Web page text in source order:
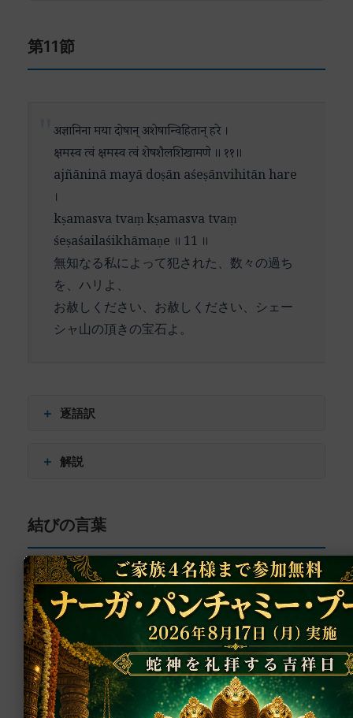
が、人間存在の最も深い次元に根ざしていること
を暗示しているのかもしれません。
を超えて、普遍的な精神性の探求へと私たちを導
いています。それは、日常の喧騒を超えて、魂の
真の故郷を求める永遠の旅路を象徴しています。
पदाम्भोज (padāmbhoja) – 蓮の御足
आगत्य (āgatya) – 来て
सेवां (sevāṃ) – 奉仕を
करोमि (karomi) – 私は行う
सेवया (sevayā) – 奉仕によって
नित्य (nitya) – 永遠の
सेवा (sevā) – 奉仕の
फलं (phalaṃ) – 果報を
प्रयच्छ प्रयच्छ (prayaccha prayaccha) – 与えたまえ
（重複）
प्रभो (prabho) – 主よ
て、帰依者の切実な願いを表現しています。特に
注目すべきは、物理的な距離と精神的な近接性と
「遠方より」という言葉は、単なる地理的な距離
を超えて、魂が神との合一を求めて行う精神的な
巡礼の象徴として理解できます。「蓮の御足」と
です。蓮は泥の中から清浄な花を咲かせることか
ら、物質世界を超越した神聖さを表しています。
この詩節で特徴的なのは、「たった一度の奉仕」
と「永遠の奉仕の果報」という、一見矛盾する概
念の対比です。これは、神の無限の慈悲を示唆し
ています。誠実な帰依者の一瞬の真摯な奉仕が、
しは、前節の調子を受け継ぎながら、さらに切実
く、魂の深みから湧き上がる切なる願いの表現で
この詩節は、物理的な制約を超えて神との一体性
を求める魂の普遍的な渇望を描いています。それ
は、時空を超えた精神的な結びつきの可能性を示
唆し、現代を生きる私たちにも深い示唆を与えて
います。
距離や時間の制約を超えて、一瞬の真摯な祈りが
永遠の価値を持ちうるという洞察は、日常に追わ
れる現代人の心にも、深い慰めと希望をもたらす
ものではないでしょうか。
第11節
अज्ञानिना मया दोषान् अशेषान्विहितान् हरे ।
क्षमस्व त्वं क्षमस्व त्वं शेषशैलशिखामणे ॥ ११॥
ajñāninā mayā doṣān aśeṣānvihitān hare
।
kṣamasva tvaṃ kṣamasva tvaṃ
śeṣaśailaśikhāmaṇe ॥ 11 ॥
無知なる私によって犯された、数々の過ち
を、ハリよ、
お赦しください、お赦しください、シェー
シャ山の頂きの宝石よ。
＋ 逐語訳
अज्ञानिना (ajñāninā) – 無知なる者によって
अशेषान् (aśeṣān) – 無数の、残りなく
हरे (hare) – ハリ（ヴィシュヌ神）よ
क्षमस्व त्वं (kṣamasva tvaṃ) – お赦しください（重
複）
शेषशैल (śeṣaśaila) – シェーシャ山（ティルマラ山）
の
शिखामणे (śikhāmaṇe) – 頂きの宝石よ
＋ 解説
ます。前節までの讃歌と祈願の流れを受けて、最
後に自己の不完全さを認識し、赦しを請う祈りで
締めくくられています。
「無知なる私によって」という言葉は、単なる謙
遜の表現ではありません。これは人間存在の根本
的な限界への深い洞察を示しています。私たちの
無知（アヴィディヤー）は、単なる知識の欠如で
はなく、存在の真実を見失っている状態を指して
います。
結びの言葉
॥ इति वेङ्कटेशस्तोत्रम् ॥
॥ iti veṅkaṭeśastotram ॥
以上がヴェーンカテーシャ讃歌である。